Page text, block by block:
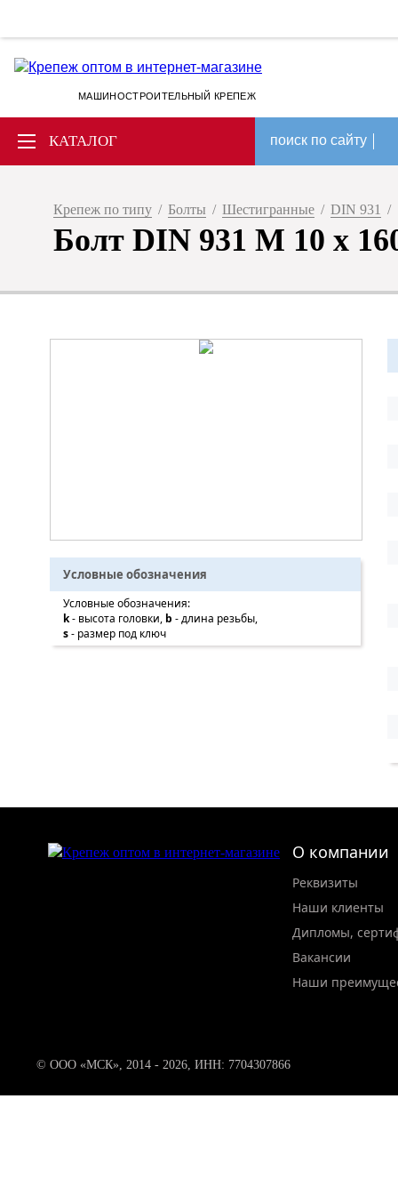
МАШИНОСТРОИТЕЛЬНЫЙ КРЕПЕЖ
КАТАЛОГ поиск по сайту
Крепеж по типу / Болты / Шестигранные / DIN 931 /
Болт DIN 931 M 10 x
Условные обозначения
Условные обозначения:
k- высота головки, b - длина резьбы,
s- размер под ключ
О компании
Реквизиты
Наши клиенты
Дипломы,
Вакансии
Наши
© ООО «МСК», 2014 - 2026, ИНН: 7704307866